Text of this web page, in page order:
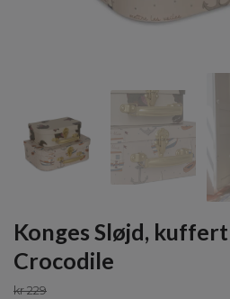
Konges Sløjd,
Crocodile
kr 229